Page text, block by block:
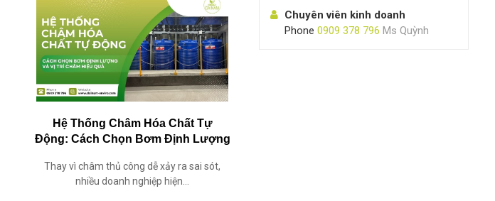
Hệ Thống Châm Hóa Chất Tự
Động: Cách Chọn Bơm Định Lượng
Thay vì châm thủ công dễ xảy ra sai sót,
nhiều doanh nghiệp hiện...
Chuyên viên kinh doanh
Phone 0909 378 796 Ms Quỳnh